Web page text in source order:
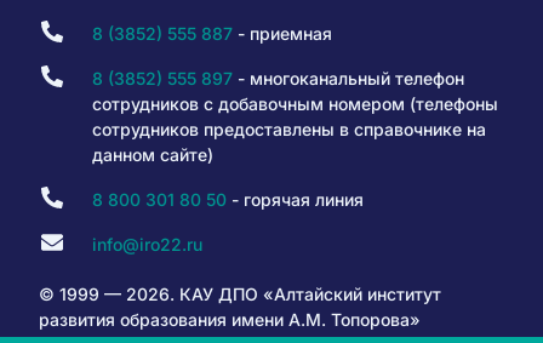
8 (3852) 555 887- приемная
8 (3852) 555 897- многоканальный телефон
сотрудников с добавочным номером (телефоны
сотрудников предоставлены в справочнике на
данном сайте)
8 800 301 80 50- горячая линия
info@iro22.ru
© 1999 — 2026. КАУ ДПО «Алтайский институт
развития образования имени А.М. Топорова»